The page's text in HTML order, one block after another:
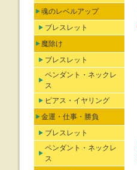
魂のレベルアップ
ブレスレット
魔除け
ブレスレット
ペンダント・ネックレ
ス
ピアス・イヤリング
金運・仕事・勝負
ブレスレット
ペンダント・ネックレ
ス